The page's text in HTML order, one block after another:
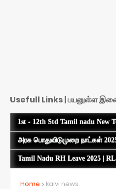
Usefull Links | பயனுள்ள
1st - 12th Std Tamil nadu New
அரசு பொதுவிடுமுறை நாட்கள்
Tamil Nadu RH Leave 2025 |
Home kalvi news